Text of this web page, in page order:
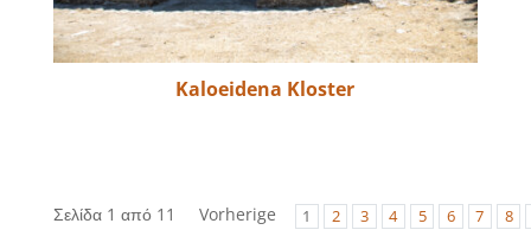
Kaloeidena Kloster
Σελίδα 1 από 11 Vorherige 1 2 3 4 5 6 7 8